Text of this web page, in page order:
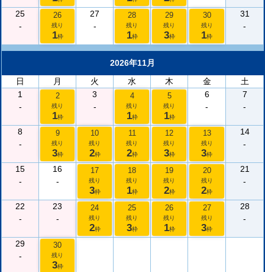
25
-
26
残り
1枠
27
-
28
残り
1枠
29
残り
3枠
30
残り
1枠
31
-
2026年11月
日
月 火 水 木 金
土
1
-
2
残り
1枠
3
-
4
残り
1枠
5
残り
1枠
6
-
7
-
8
-
9
残り
3枠
10
残り
2枠
11
残り
2枠
12
残り
3枠
13
残り
3枠
14
-
15
-
16
-
17
残り
3枠
18
残り
1枠
19
残り
2枠
20
残り
2枠
21
-
22
-
23
-
24
残り
2枠
25
残り
3枠
26
残り
1枠
27
残り
3枠
28
-
29
-
30
残り
3枠